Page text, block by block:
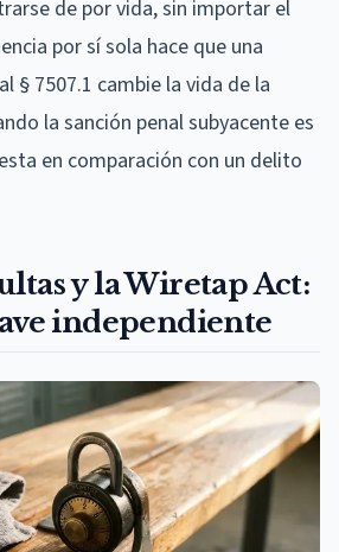
de por vida, sin importar el
por sí sola hace que una
§ 7507.1 cambie la vida de la
la sanción penal subyacente es
en comparación con un delito
y la Wiretap Act:
independiente